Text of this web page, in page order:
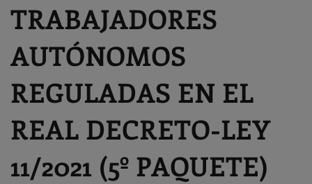
TRABAJADORES
AUTÓNOMOS
REGULADAS EN EL
REAL DECRETO-LEY
11/2021 (5º PAQUETE)